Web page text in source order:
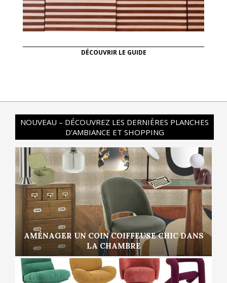
DÉCOUVRIR LE GUIDE
NOUVEAU – DÉCOUVREZ LES DERNIÈRES PLANCHES
D’AMBIANCE ET SHOPPING
AMÉNAGER UN COIN COIFFEUSE CHIC DANS
LA CHAMBRE